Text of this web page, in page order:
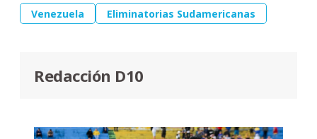
Venezuela Eliminatorias Sudamericanas
Redacción D10